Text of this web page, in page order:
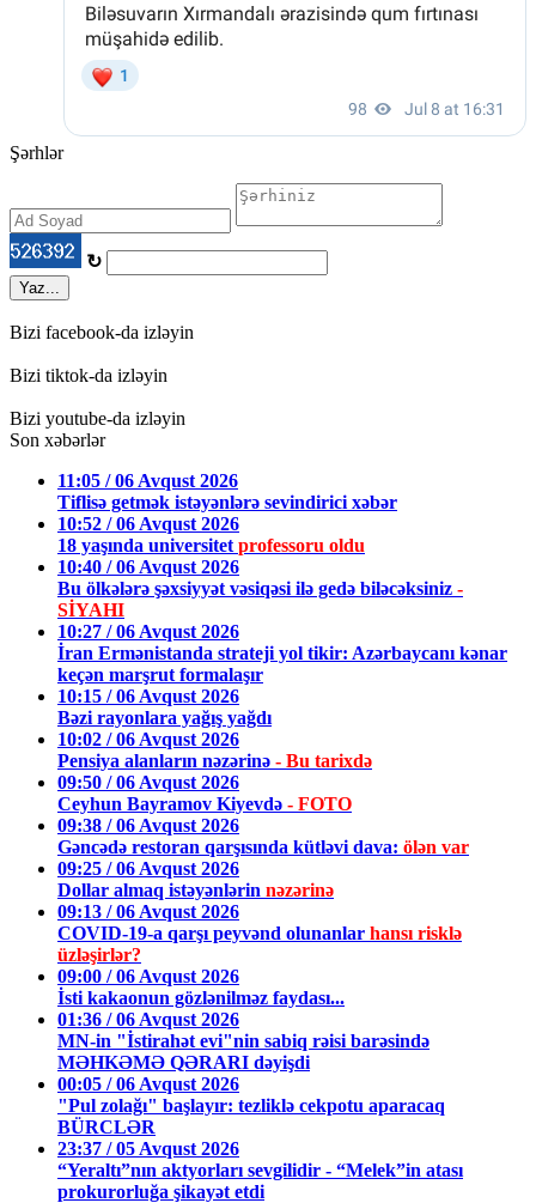
Şərhlər
↻
Yaz...
Bizi facebook-da izləyin
Bizi tiktok-da izləyin
Bizi youtube-da izləyin
Son xəbərlər
11:05 / 06 Avqust 2026
Tiflisə getmək istəyənlərə sevindirici xəbər
10:52 / 06 Avqust 2026
18 yaşında universitet professoru oldu
10:40 / 06 Avqust 2026
Bu ölkələrə şəxsiyyət vəsiqəsi ilə gedə biləcəksiniz -
SİYAHI
10:27 / 06 Avqust 2026
İran Ermənistanda strateji yol tikir: Azərbaycanı kənar
keçən marşrut formalaşır
10:15 / 06 Avqust 2026
Bəzi rayonlara yağış yağdı
10:02 / 06 Avqust 2026
Pensiya alanların nəzərinə - Bu tarixdə
09:50 / 06 Avqust 2026
Ceyhun Bayramov Kiyevdə - FOTO
09:38 / 06 Avqust 2026
Gəncədə restoran qarşısında kütləvi dava: ölən var
09:25 / 06 Avqust 2026
Dollar almaq istəyənlərin nəzərinə
09:13 / 06 Avqust 2026
COVID-19-a qarşı peyvənd olunanlar hansı risklə
üzləşirlər?
09:00 / 06 Avqust 2026
İsti kakaonun gözlənilməz faydası...
01:36 / 06 Avqust 2026
MN-in "İstirahət evi"nin sabiq rəisi barəsində
MƏHKƏMƏ QƏRARI dəyişdi
00:05 / 06 Avqust 2026
"Pul zolağı" başlayır: tezliklə cekpotu aparacaq
BÜRCLƏR
23:37 / 05 Avqust 2026
“Yeraltı”nın aktyorları sevgilidir - “Melek”in atası
prokurorluğa şikayət etdi